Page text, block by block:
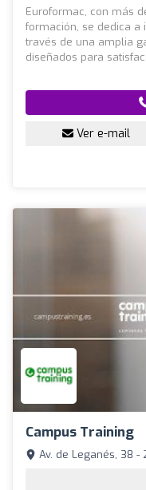
Euroformac, con más
formación, se dedica
través de una amplia
diseñados para
Ver e-mail
Campus Training
Av. de Leganés, 38 -